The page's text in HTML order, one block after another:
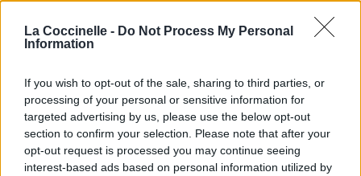
La Coccinelle - Do Not Process My Personal
Information
If you wish to opt-out of the sale, sharing to third parties, or
processing of your personal or sensitive information for
targeted advertising by us, please use the below opt-out
section to confirm your selection. Please note that after your
opt-out request is processed you may continue seeing
interest-based ads based on personal information utilized by